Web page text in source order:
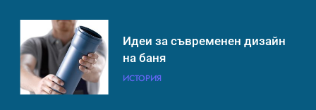
Технологични оръжия, от
които се нуждаем, за да се
борим с глобалното
ИСТОРИЯ
Идеи за съвременен дизайн
на баня
ИСТОРИЯ